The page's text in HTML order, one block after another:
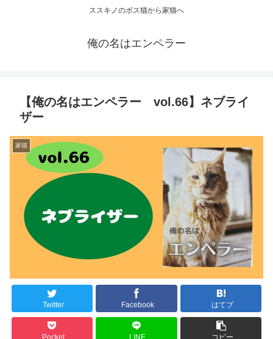
ススキノのボス猫から家猫へ
俺の名はエンペラー
【俺の名はエンペラー vol.66】ネブライ
ザー
家猫
Twitter Facebook はてブ